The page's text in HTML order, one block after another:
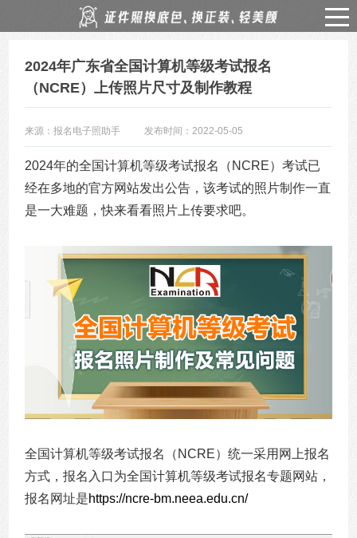
2024年广东省全国计算机等级考试报名
（NCRE）上传照片尺寸及制作教程
来源：报名电子照助手 发布时间：2022-05-05
2024年的全国计算机等级考试报名（NCRE）考试已
经在多地的官方网站发出公告，该考试的照片制作一直
是一大难题，快来看看照片上传要求吧。
全国计算机等级考试报名（NCRE）统一采用网上报名
方式，报名入口为全国计算机等级考试报名专题网站，
报名网址是https://ncre-bm.neea.edu.cn/